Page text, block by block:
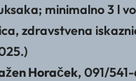
minimalno 3 l
zdravstvena
Horaček, 091/